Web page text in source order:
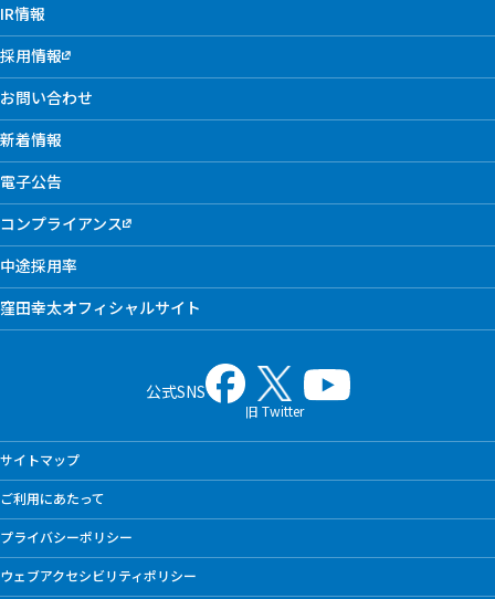
IR情報
採用情報
お問い合わせ
新着情報
電子公告
コンプライアンス
中途採用率
窪田幸太オフィシャルサイト
公式SNS
旧 Twitter
サイトマップ
ご利用にあたって
プライバシーポリシー
ウェブアクセシビリティポリシー